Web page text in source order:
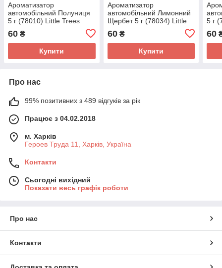
Ароматизатор
автомобільний Полуниця
5 г (78010) Little Trees
60 ₴
Купити
Ароматизатор
автомобільний Лимонний
Щербет 5 г (78034) Little
60₴
Купити
5 г
60
Про нас
99% позитивних з 489 відгуків за рік
Працює з 04.02.2018
м. Харків
Героев Труда 11, Харків, Україна
Контакти
Сьогодні вихідний
Показати весь графік роботи
Про нас
Контакти